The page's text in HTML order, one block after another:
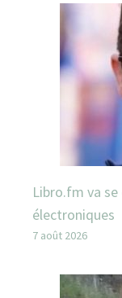
Libro.fm va
électroniques
7 août 2026